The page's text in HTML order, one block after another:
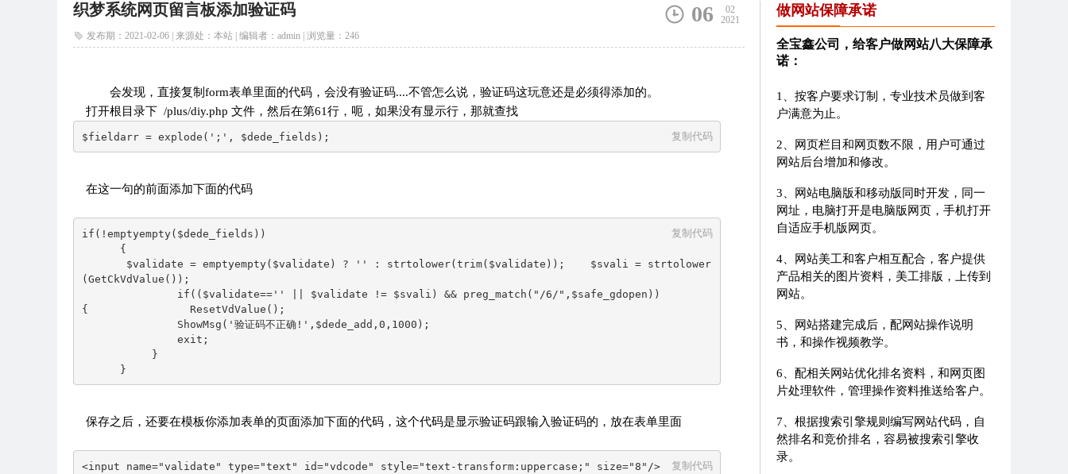
织梦系统网页留言板添加验证码
发布期：2021-02-06 | 来源处：本站 | 编辑者：admin | 浏览量： 246
06
02
2021
会发现，直接复制form表单里面的代码，会没有验证码....不管怎么说，验证码这玩意还是必须得添加的。
打开根目录下 /plus/diy.php 文件，然后在第61行，呃，如果没有显示行，那就查找
复制代码
$fieldarr = explode(';', $dede_fields);
在这一句的前面添加下面的代码
复制代码
if(!emptyempty($dede_fields))
{
$validate = emptyempty($validate) ? '' : strtolower(trim($validate));    $svali = strtolower
(GetCkVdValue());
if(($validate=='' || $validate != $svali) && preg_match("/6/",$safe_gdopen))
{                ResetVdValue();
ShowMsg('验证码不正确!',$dede_add,0,1000);
exit;
}
}
保存之后，还要在模板你添加表单的页面添加下面的代码，这个代码是显示验证码跟输入验证码的，放在表单里面
复制代码
<input name="validate" type="text" id="vdcode" style="text-transform:uppercase;" size="8"/>
做网站保障承诺
全宝鑫公司，给客户做网站八大保障承
诺：
1、按客户要求订制，专业技术员做到客
户满意为止。
2、网页栏目和网页数不限，用户可通过
网站后台增加和修改。
3、网站电脑版和移动版同时开发，同一
网址，电脑打开是电脑版网页，手机打开
自适应手机版网页。
4、网站美工和客户相互配合，客户提供
产品相关的图片资料，美工排版，上传到
网站。
5、网站搭建完成后，配网站操作说明
书，和操作视频教学。
6、配相关网站优化排名资料，和网页图
片处理软件，管理操作资料推送给客户。
7、根据搜索引擎规则编写网站代码，自
然排名和竞价排名，容易被搜索引擎收
录。